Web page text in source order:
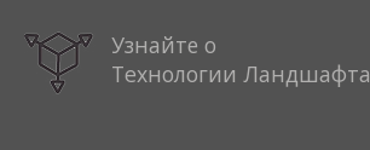
Узнайте о
Технологии Ландшафта